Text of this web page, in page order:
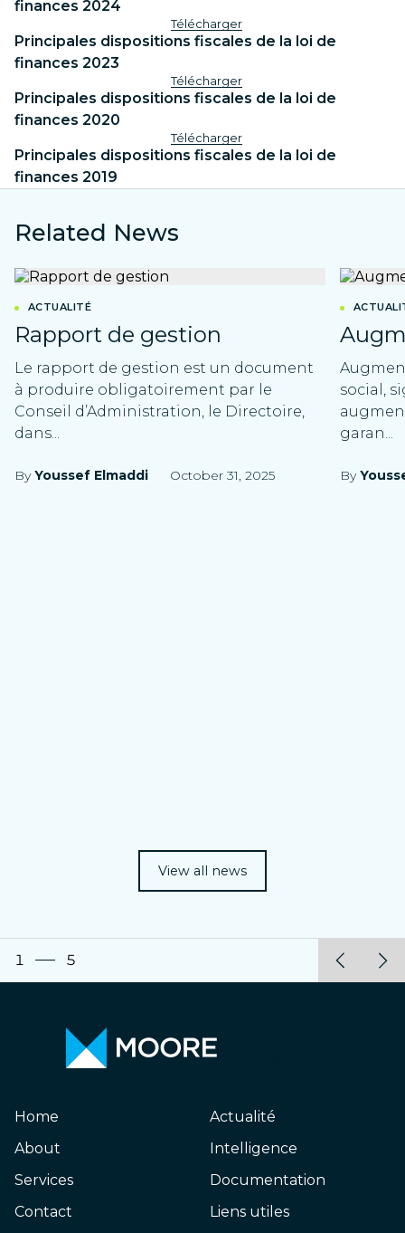
finances 2024
Télécharger
Principales dispositions fiscales de la loi de
finances 2023
Télécharger
Principales dispositions fiscales de la loi de
finances 2020
Télécharger
Principales dispositions fiscales de la loi de
finances 2019
Related News
ACTUALITÉ
Rapport de gestion
Le rapport de gestion est un document
à produire obligatoirement par le
Conseil d’Administration, le Directoire,
dans...
ByYoussef Elmaddi October 31, 2025
social,
garan...
By
View all news
1 5
Home
About
Services
Contact
Actualité
Intelligence
Documentation
Liens utiles